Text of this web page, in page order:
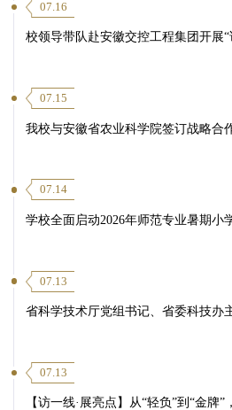
07.16
校领导带队赴安徽交控工程集团开展
07.15
我校与安徽省农业科学院签订战略合
07.14
学校全面启动2026年师范专业暑期小
07.13
省科学技术厅党组书记、省委科技办
07.13
【访一线·展亮点】从“轻负”到“金牌